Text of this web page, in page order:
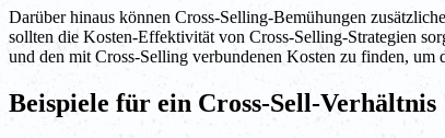
Darüber hinaus können Cross-Selling-Bemühungen
sollten die Kosten-Effektivität von Cross-Selling-Strategien
und den mit Cross-Selling verbundenen Kosten zu finden, um
Beispiele für ein Cross-Sell-Verhältnis